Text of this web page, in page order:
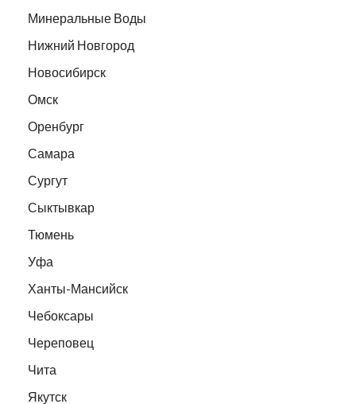
Минеральные Воды
Нижний Новгород
Новосибирск
Омск
Оренбург
Самара
Сургут
Сыктывкар
Тюмень
Уфа
Ханты-Мансийск
Чебоксары
Череповец
Чита
Якутск